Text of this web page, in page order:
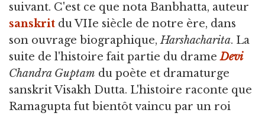
suivant. C'est ce que nota Banbhatta, auteur
sanskrit du VIIe siècle de notre ère, dans
son ouvrage biographique,Harshacharita. La
suite de l'histoire fait partie du drameDevi
Chandra Guptam du poète et dramaturge
sanskrit Visakh Dutta. L'histoire raconte que
Ramagupta fut bientôt vaincu par un roi